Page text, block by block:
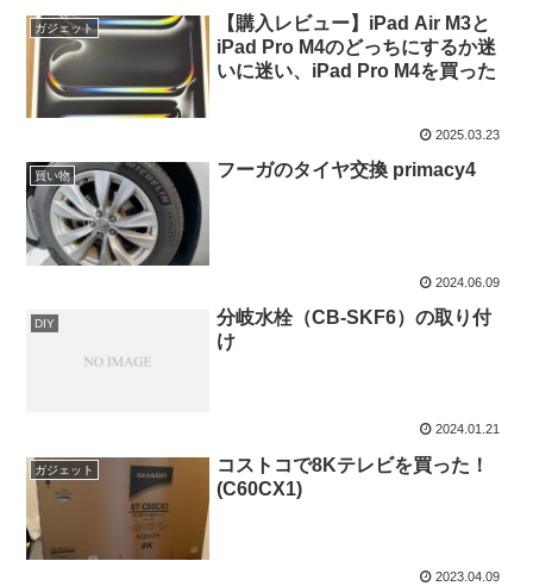
ガジェット
【購入レビュー】iPad Air M3と
iPad Pro M4のどっちにするか迷
いに迷い、iPad Pro M4を買った
2025.03.23
買い物 フーガのタイヤ交換 primacy4
2024.06.09
DIY
分岐水栓（CB-SKF6）の取り付
け
2024.01.21
ガジェット
コストコで8Kテレビを買った！
(C60CX1)
2023.04.09